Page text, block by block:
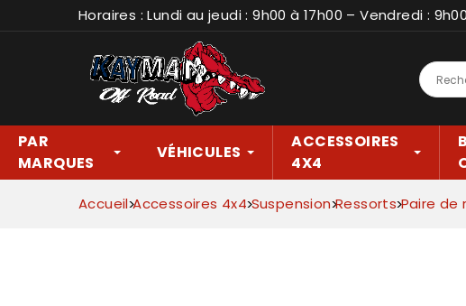
Horaires : Lundi au jeudi : 9h00 à 17h00 – Vendredi :
PAR
MARQUES
VÉHICULES
ACCESSOIRES
4X4
Accueil Accessoires 4x4 Suspension Ressorts Paire de